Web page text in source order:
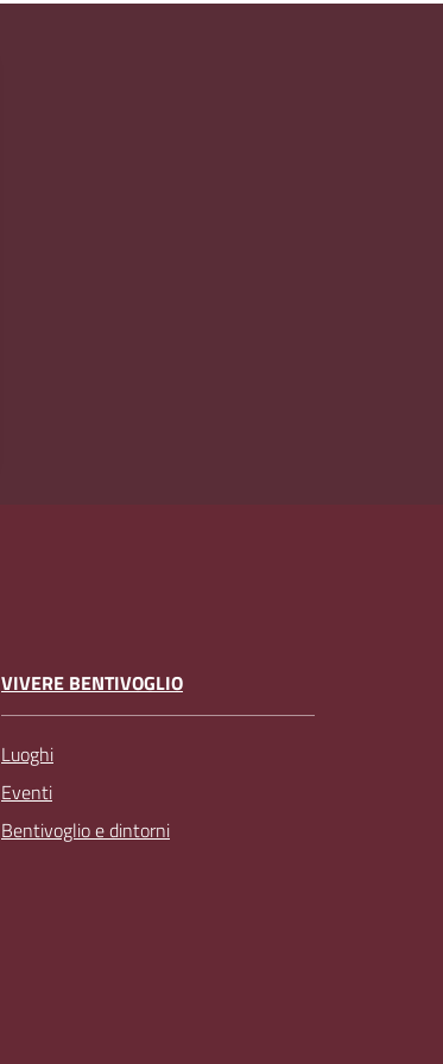
VIVERE BENTIVOGLIO
Luoghi
Eventi
Bentivoglio e dintorni